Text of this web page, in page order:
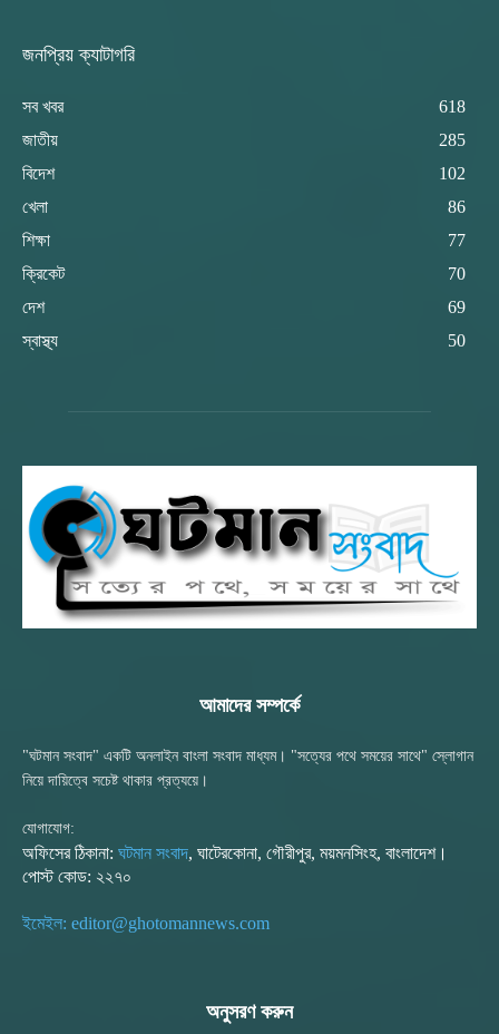
জনপ্রিয় ক্যাটাগরি
সব খবর
618
জাতীয়
285
বিদেশ
102
খেলা
86
শিক্ষা
77
ক্রিকেট
70
দেশ
69
স্বাস্থ্য
50
আমাদের সম্পর্কে
"ঘটমান সংবাদ" একটি অনলাইন বাংলা সংবাদ মাধ্যম। "সত্যের পথে সময়ের সাথে" স্লোগান
নিয়ে দায়িত্বে সচেষ্ট থাকার প্রত্যয়ে।
যোগাযোগ:
অফিসের ঠিকানা: ঘটমান সংবাদ, ঘাটেরকোনা, গৌরীপুর, ময়মনসিংহ, বাংলাদেশ।
পোস্ট কোড: ২২৭০
ইমেইল: editor@ghotomannews.com
অনুসরণ করুন